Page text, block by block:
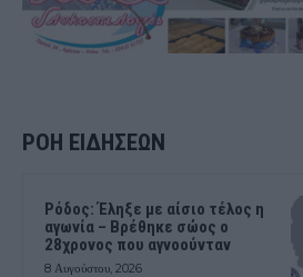
ΡΟΗ ΕΙΔΗΣΕΩΝ
Ρόδος: Έληξε με αίσιο τέλος η
αγωνία – Βρέθηκε σώος ο
28χρονος που αγνοούνταν
8 Αυγούστου, 2026